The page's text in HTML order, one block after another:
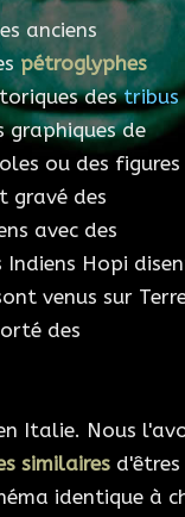
anciens
pétroglyphes
destribus
graphiques de
ou des figures
gravé des
avec des
Indiens Hopi
venus sur
des
Italie. Nous
similaires
identique